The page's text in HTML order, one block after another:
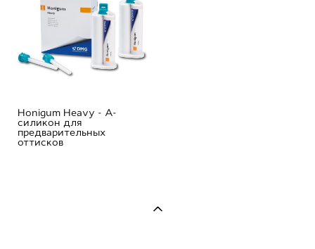
Honigum Heavy - А-
силикон для
предварительных
оттисков